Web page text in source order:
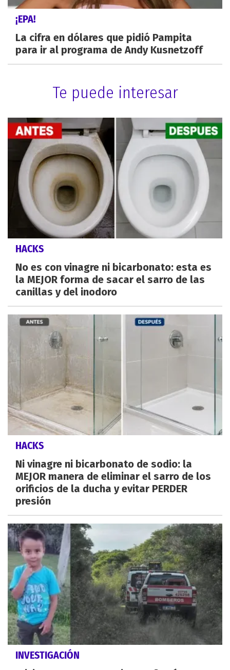
¡EPA!
La cifra en dólares que pidió Pampita
para ir al programa de Andy Kusnetzoff
Te puede interesar
HACKS
No es con vinagre ni bicarbonato: esta es
la MEJOR forma de sacar el sarro de las
canillas y del inodoro
HACKS
Ni vinagre ni bicarbonato de sodio: la
MEJOR manera de eliminar el sarro de los
orificios de la ducha y evitar PERDER
presión
INVESTIGACIÓN